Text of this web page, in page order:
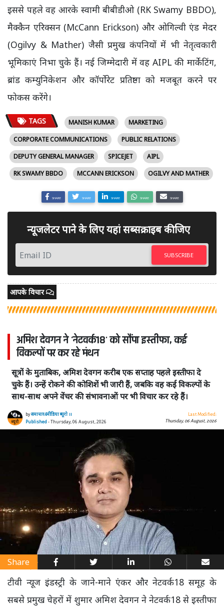
इससे पहले वह आरके स्वामी बीबीडीओ (RK Swamy BBDO),
मैक्कैन एरिक्सन (McCann Erickson) और ओगिल्वी एंड मेदर
(Ogilvy & Mather) जैसी प्रमुख कंपनियों में भी नेतृत्वकारी
भूमिकाएं निभा चुके हैं। नई जिम्मेदारी में वह AIPL की मार्केटिंग,
ब्रांड कम्युनिकेशन और कॉर्पोरेट प्रतिष्ठा को मजबूत करने पर
फोकस करेंगे।
TAGS MANISH KUMAR
MARKETING
CORPORATE COMMUNICATIONS
PUBLIC RELATIONS
DEPUTY GENERAL MANAGER
SPICEJET
AIPL
RK SWAMY BBDO
MCCANN ERICKSON OGILVY AND MATHER
SHARE SHARE SHARE SHARE SHARE
न्यूजलेटर पाने के लिए यहां सब्सक्राइब कीजिए
SUBSCRIBE
आपके विचार
अमिश देवगन ने 'नेटवर्क18' को सौंपा इस्तीफा, कई
विकल्पों पर कर रहे मंथन
सूत्रों के मुताबिक, अमिश देवगन करीब एक सप्ताह पहले इस्तीफा दे
चुके हैं। उन्हें रोकने की कोशिशें भी जारी हैं, जबकि वह कई विकल्पों के
साथ-साथ अपने वेंचर की संभावनाओं पर भी विचार कर रहे हैं।
byसमाचार4मीडिया ब्यूरो ।।
Published- Thursday, 06 August, 2026
Last Modified:
Thursday, 06 August, 2026
Share
टीवी न्यूज इंडस्ट्री के जाने-माने एंकर और नेटवर्क18 समूह के
सबसे प्रमुख चेहरों में शुमार अमिश देवगन ने नेटवर्क18 से इस्तीफा